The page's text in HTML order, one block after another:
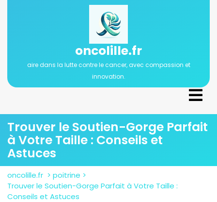
oncolille.fr
aire dans la lutte contre le cancer, avec compassion et
innovation.
Trouver le Soutien-Gorge Parfait
à Votre Taille : Conseils et
Astuces
oncolille.fr > poitrine >
Trouver le Soutien-Gorge Parfait à Votre Taille :
Conseils et Astuces